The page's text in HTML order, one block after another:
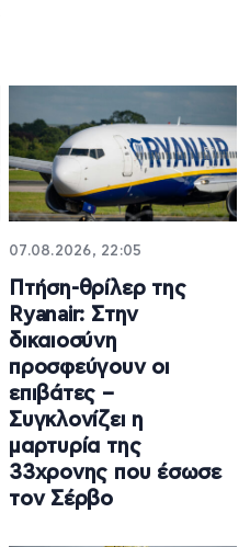
07.08.2026, 22:05
Πτήση-θρίλερ της
Ryanair: Στην
δικαιοσύνη
προσφεύγουν οι
επιβάτες –
Συγκλονίζει η
μαρτυρία της
33χρονης που έσωσε
τον Σέρβο